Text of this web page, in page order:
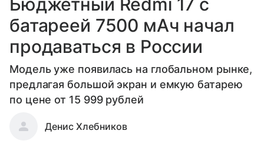
Бюджетный Redmi 17 с
батареей 7500 мАч начал
продаваться в России
Модель уже появилась на глобальном рынке,
предлагая большой экран и емкую батарею
по цене от 15 999 рублей
Денис Хлебников